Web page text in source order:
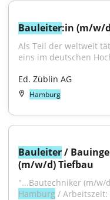
Bauleiter:in (m/w/
Als Teil der weltweit
eins im deutschen
Ed. Züblin AG
Hamburg
Bauleiter /
(m/w/d) Tiefbau
Hamburg / Arbeitszeit: